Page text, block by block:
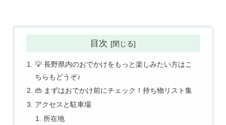
目次
💡 長野県内のおでかけをもっと楽しみたい方はこ
ちらもどうぞ♪
👜 まずはおでかけ前にチェック！持ち物リスト集
アクセスと駐車場
所在地